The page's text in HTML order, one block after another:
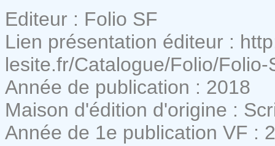
Editeur : Folio SF
Lien présentation éditeur :
lesite.fr/Catalogue/Folio/
Année de publication : 2018
Maison d'édition d'origine :
Année de 1e publication VF :